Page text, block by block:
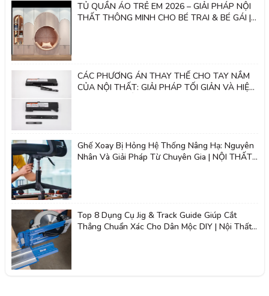
TỦ QUẦN ÁO TRẺ EM 2026 – GIẢI PHÁP NỘI
THẤT THÔNG MINH CHO BÉ TRAI & BÉ GÁI |
CÁC PHƯƠNG ÁN THAY THẾ CHO TAY NẮM
CỦA NỘI THẤT: GIẢI PHÁP TỐI GIẢN VÀ HIỆN
Ghế Xoay Bị Hỏng Hệ Thống Nâng Hạ: Nguyên
Nhân Và Giải Pháp Từ Chuyên Gia | NỘI THẤT
Top 8 Dụng Cụ Jig & Track Guide Giúp Cắt
Thẳng Chuẩn Xác Cho Dân Mộc DIY | Nội Thất